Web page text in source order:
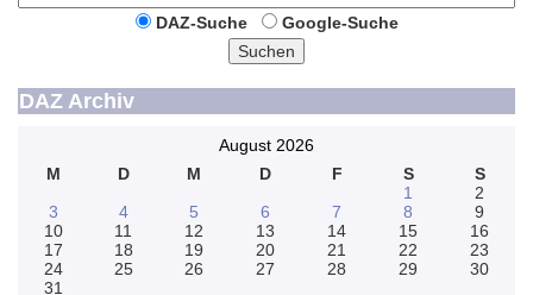
DAZ-Suche
Google-Suche
Suchen
DAZ Archiv
August 2026
M
D M D F S
S
1
2
3
4 5 6 7 8
9
10
11 12 13 14 15
16
17
18 19 20 21 22
23
24
25 26 27 28 29
30
31